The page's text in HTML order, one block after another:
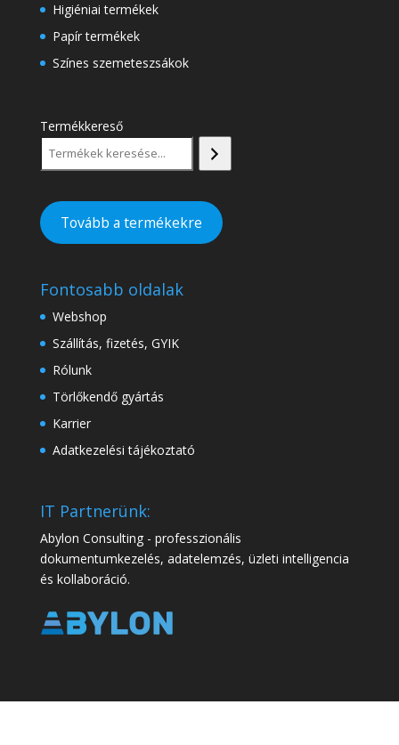
Higiéniai termékek
Papír termékek
Színes szemeteszsákok
Termékkereső
Tovább a termékekre
Fontosabb oldalak
Webshop
Szállítás, fizetés, GYIK
Rólunk
Törlőkendő gyártás
Karrier
Adatkezelési tájékoztató
IT Partnerünk:
Abylon Consulting - professzionális
dokumentumkezelés, adatelemzés, üzleti intelligencia
és kollaboráció.